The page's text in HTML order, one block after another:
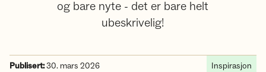
og bare nyte - det er bare helt
ubeskrivelig!
Publisert:30. mars 2026 Inspirasjon